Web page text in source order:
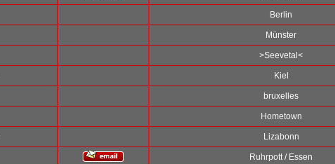
Berlin
Münster
>Seevetal<
Kiel
bruxelles
Hometown
Lizabonn
Ruhrpott / Essen